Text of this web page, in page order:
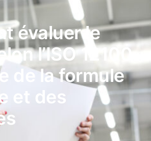
évaluer le
l’ISO 12100
de la formule
et des